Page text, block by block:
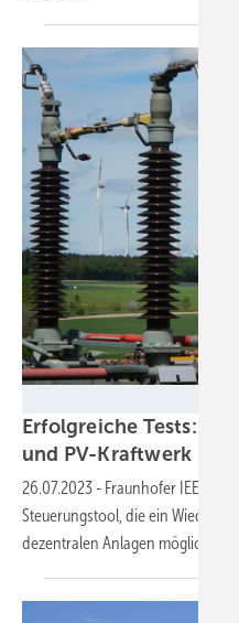
Erfolgreiche Tests:
und PV-Kraftwerk
26.07.2023 - Fraunhofer IEE
Steuerungstool, die ein
dezentralen Anlagen möglich